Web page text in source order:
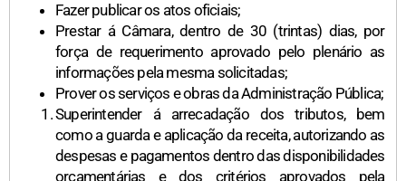
Fazer publicar os atos oficiais;
Prestar á Câmara, dentro de 30 (trintas) dias, por
força de requerimento aprovado pelo plenário as
informações pela mesma solicitadas;
Prover os serviços e obras da Administração Pública;
Superintender á arrecadação dos tributos, bem
como a guarda e aplicação da receita, autorizando as
despesas e pagamentos dentro das disponibilidades
orçamentárias e dos critérios aprovados pela